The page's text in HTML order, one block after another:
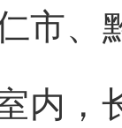
市、
内，